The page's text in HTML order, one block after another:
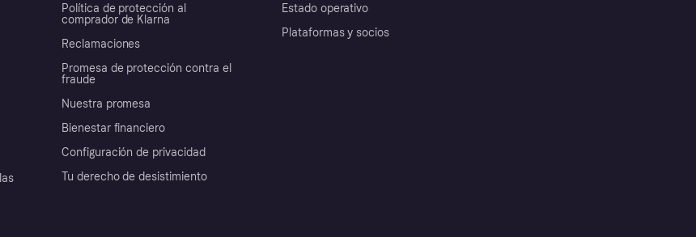
Política de protección al
comprador de Klarna
Reclamaciones
Promesa de protección contra el
fraude
Nuestra promesa
Bienestar financiero
Configuración de privacidad
Tu derecho de desistimiento
Estado operativo
Plataformas y socios